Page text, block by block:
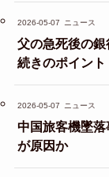
2026-05-07 ニュース
父の急死後の
続きのポイント
2026-05-07 ニュース
中国旅客機墜
が原因か